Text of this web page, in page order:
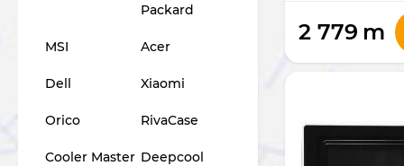
2 779 m
Packard
MSI Acer
Dell Xiaomi
Orico RivaCase
Cooler Master Deepcool